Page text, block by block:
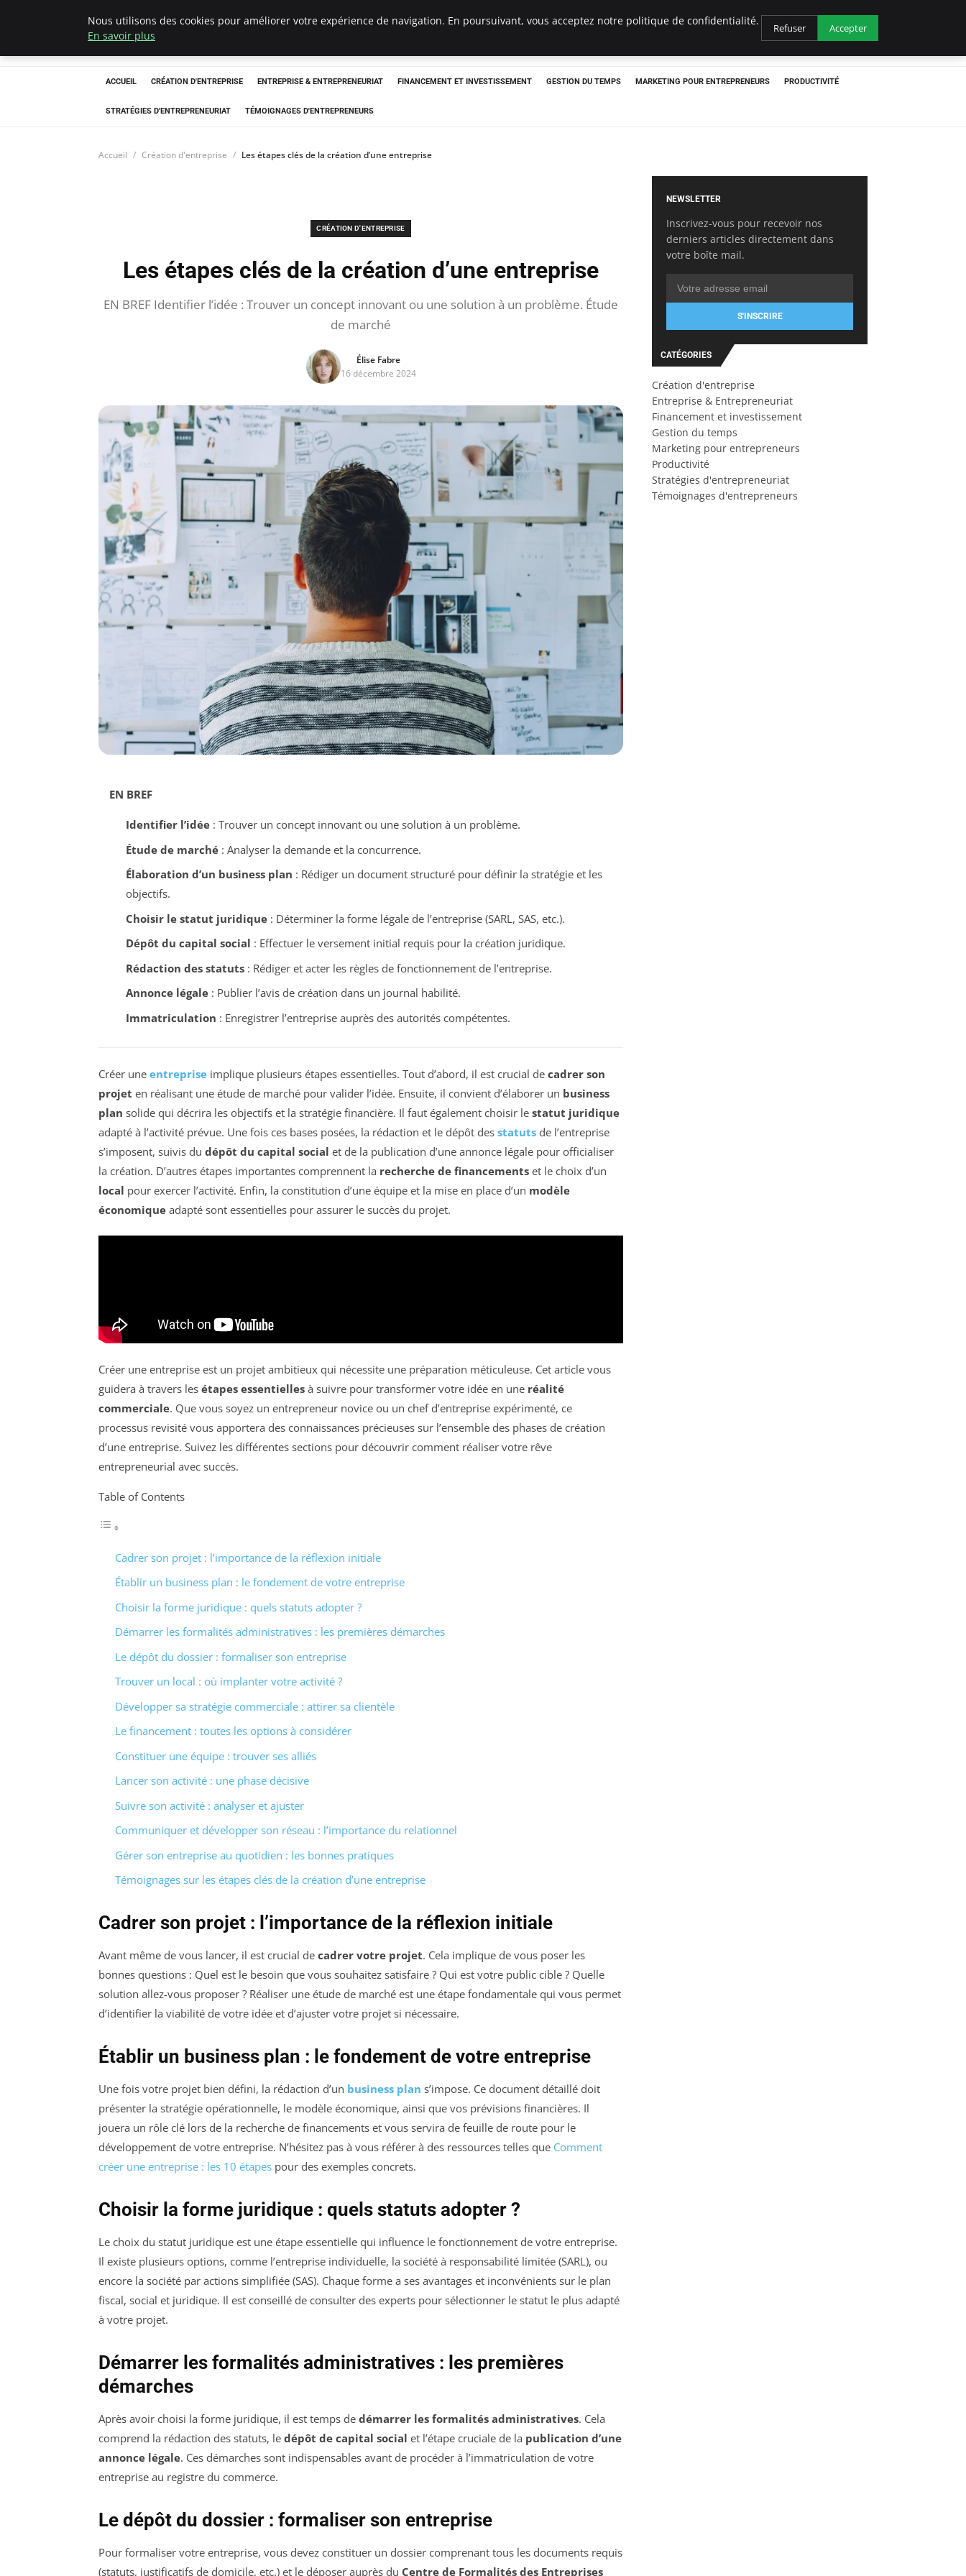
LECFCM
ACCUEIL CRÉATION D'ENTREPRISE ENTREPRISE & ENTREPRENEURIAT FINANCEMENT ET INVESTISSEMENT GESTION DU TEMPS MARKETING POUR ENTREPRENEURS PRODUCTIVITÉ
STRATÉGIES D'ENTREPRENEURIAT TÉMOIGNAGES D'ENTREPRENEURS
Accueil Création d'entreprise Les étapes clés de la création d’une entreprise
CRÉATION D'ENTREPRISE
Les étapes clés de la création d’une entreprise
EN BREF Identifier l’idée : Trouver un concept innovant ou une solution à un problème. Étude
de marché
Élise Fabre
16 décembre 2024
EN BREF
Identifier l’idée: Trouver un concept innovant ou une solution à un problème.
Étude de marché: Analyser la demande et la concurrence.
Élaboration d’un business plan : Rédiger un document structuré pour définir la stratégie et les
objectifs.
Choisir le statut juridique: Déterminer la forme légale de l’entreprise (SARL, SAS, etc.).
Dépôt du capital social : Effectuer le versement initial requis pour la création juridique.
Rédaction des statuts: Rédiger et acter les règles de fonctionnement de l’entreprise.
Annonce légale: Publier l’avis de création dans un journal habilité.
Immatriculation : Enregistrer l’entreprise auprès des autorités compétentes.
Créer une entreprise implique plusieurs étapes essentielles. Tout d’abord, il est crucial de cadrer son
projet en réalisant une étude de marché pour valider l’idée. Ensuite, il convient d’élaborer un business
plan solide qui décrira les objectifs et la stratégie financière. Il faut également choisir le statut juridique
adapté à l’activité prévue. Une fois ces bases posées, la rédaction et le dépôt des statuts de l’entreprise
s’imposent, suivis du dépôt du capital social et de la publication d’une annonce légale pour officialiser
la création. D’autres étapes importantes comprennent la recherche de financements et le choix d’un
local pour exercer l’activité. Enfin, la constitution d’une équipe et la mise en place d’un modèle
économique adapté sont essentielles pour assurer le succès du projet.
Créer une entreprise est un projet ambitieux qui nécessite une préparation méticuleuse. Cet article vous
guidera à travers les étapes essentielles à suivre pour transformer votre idée en une réalité
commerciale. Que vous soyez un entrepreneur novice ou un chef d’entreprise expérimenté, ce
processus revisité vous apportera des connaissances précieuses sur l’ensemble des phases de création
d’une entreprise. Suivez les différentes sections pour découvrir comment réaliser votre rêve
entrepreneurial avec succès.
Table of Contents
Cadrer son projet : l’importance de la réflexion initiale
Établir un business plan : le fondement de votre entreprise
Choisir la forme juridique : quels statuts adopter ?
Démarrer les formalités administratives : les premières démarches
Le dépôt du dossier : formaliser son entreprise
Trouver un local : où implanter votre activité ?
Développer sa stratégie commerciale : attirer sa clientèle
Le financement : toutes les options à considérer
Constituer une équipe : trouver ses alliés
Lancer son activité : une phase décisive
Suivre son activité : analyser et ajuster
Communiquer et développer son réseau : l’importance du relationnel
Gérer son entreprise au quotidien : les bonnes pratiques
Témoignages sur les étapes clés de la création d’une entreprise
Cadrer son projet : l’importance de la réflexion initiale
Avant même de vous lancer, il est crucial de cadrer votre projet. Cela implique de vous poser les
bonnes questions : Quel est le besoin que vous souhaitez satisfaire ? Qui est votre public cible ? Quelle
solution allez-vous proposer ? Réaliser une étude de marché est une étape fondamentale qui vous permet
d’identifier la viabilité de votre idée et d’ajuster votre projet si nécessaire.
Établir un business plan : le fondement de votre entreprise
Une fois votre projet bien défini, la rédaction d’un business plan s’impose. Ce document détaillé doit
présenter la stratégie opérationnelle, le modèle économique, ainsi que vos prévisions financières. Il
jouera un rôle clé lors de la recherche de financements et vous servira de feuille de route pour le
développement de votre entreprise. N’hésitez pas à vous référer à des ressources telles que Comment
créer une entreprise : les 10 étapes pour des exemples concrets.
Choisir la forme juridique : quels statuts adopter ?
Le choix du statut juridique est une étape essentielle qui influence le fonctionnement de votre entreprise.
Il existe plusieurs options, comme l’entreprise individuelle, la société à responsabilité limitée (SARL), ou
encore la société par actions simplifiée (SAS). Chaque forme a ses avantages et inconvénients sur le plan
fiscal, social et juridique. Il est conseillé de consulter des experts pour sélectionner le statut le plus adapté
à votre projet.
Démarrer les formalités administratives : les premières
démarches
Après avoir choisi la forme juridique, il est temps de démarrer les formalités administratives. Cela
comprend la rédaction des statuts, le dépôt de capital social et l’étape cruciale de la publication d’une
annonce légale. Ces démarches sont indispensables avant de procéder à l’immatriculation de votre
entreprise au registre du commerce.
Le dépôt du dossier : formaliser son entreprise
Pour formaliser votre entreprise, vous devez constituer un dossier comprenant tous les documents requis
(statuts, justificatifs de domicile, etc.) et le déposer auprès du Centre de Formalités des Entreprises
NEWSLETTER
Inscrivez-vous pour recevoir nos
derniers articles directement dans
votre boîte mail.
S'INSCRIRE
CATÉGORIES
Création d'entreprise
Entreprise & Entrepreneuriat
Financement et investissement
Gestion du temps
Marketing pour entrepreneurs
Productivité
Stratégies d'entrepreneuriat
Témoignages d'entrepreneurs
Nous utilisons des cookies pour améliorer votre expérience de navigation. En poursuivant, vous acceptez notre politique de confidentialité.
En savoir plus
Refuser Accepter